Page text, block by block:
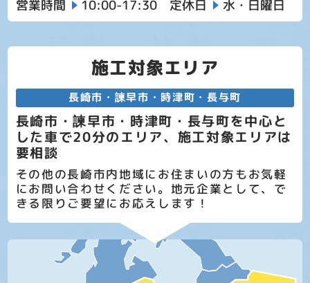
営業時間 10:00-17:30 定休日 水・日曜日
施工対象エリア
長崎市・諫早市・時津町・長与町
長崎市・諫早市・時津町・長与町を中心と
した車で20分のエリア、施工対象エリアは
要相談
その他の長崎市内地域にお住まいの方もお気軽
にお問い合わせください。地元企業として、で
きる限りご要望にお応えします！